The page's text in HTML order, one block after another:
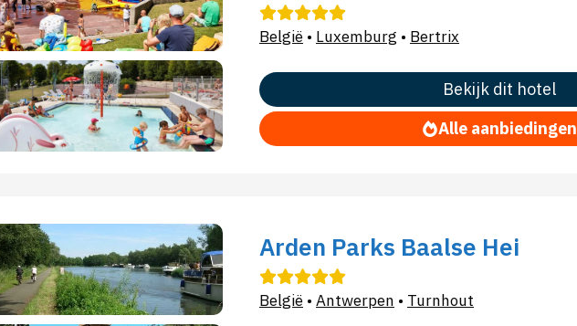
België • Luxemburg • Bertrix
Bekijk dit hotel
Alle aanbiedingen
Arden Parks Baalse Hei
België • Antwerpen • Turnhout